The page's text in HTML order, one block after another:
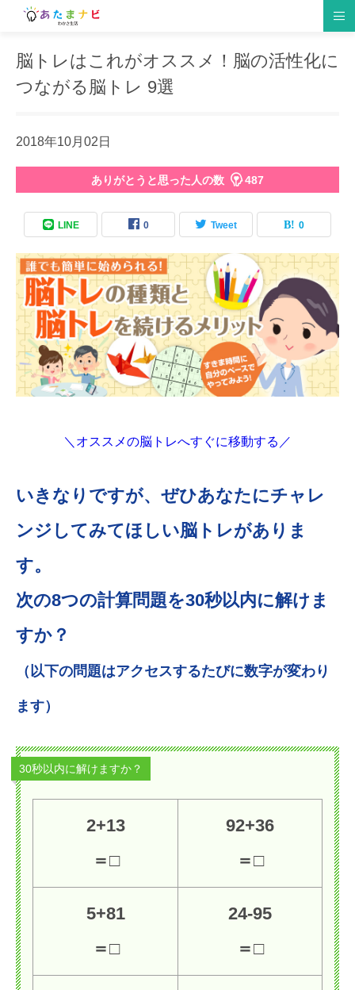
脳の仕組み 研究情報
生活習慣 趣味
脳トレゲーム クイズ
脳トレはこれがオススメ！脳の活性化に
つながる脳トレ 9選
2018年10月02日
ありがとうと思った人の数 487
LINE 0 Tweet 0
＼オススメの脳トレへすぐに移動する／
いきなりですが、ぜひあなたにチャレ
ンジしてみてほしい脳トレがありま
す。
次の8つの計算問題を30秒以内に解けま
すか？
（以下の問題はアクセスするたびに数字が変わり
ます）
30秒以内に解けますか？
2+13
＝□
92+36
＝□
5+81
＝□
24-95
＝□